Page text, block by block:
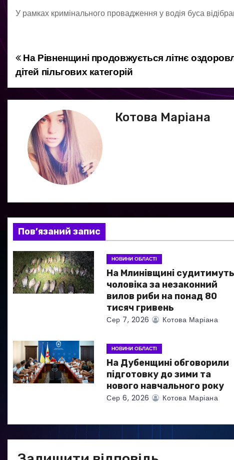
У рамках кримінального провадження у водія буса
Н
а
в
і
я
з
а
п
і
в
На Рівненщині продовжується літнє
дітей пільгових категорій
Котова Маріана
Пов’язаний запис
НОВИНИ ОБЛАСТІ
На Млинівщині судитимуть
чоловіка за незаконний
вилов риби на понад 80
тисяч гривень
Сер 7, 2026 Котова Маріана
НОВИНИ ОБЛАСТІ
На Дубенщині обговорили
підготовку до зими та
нового навчального року
Сер 6, 2026 Котова Маріана